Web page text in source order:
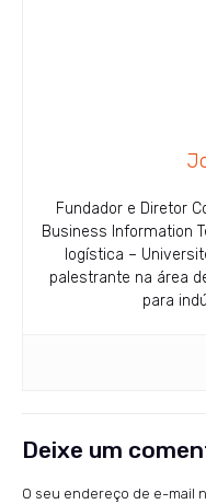
Fundador e Diretor
Business Information
logística –
palestrante na área
para
Deixe um
O seu endereço de e-mail